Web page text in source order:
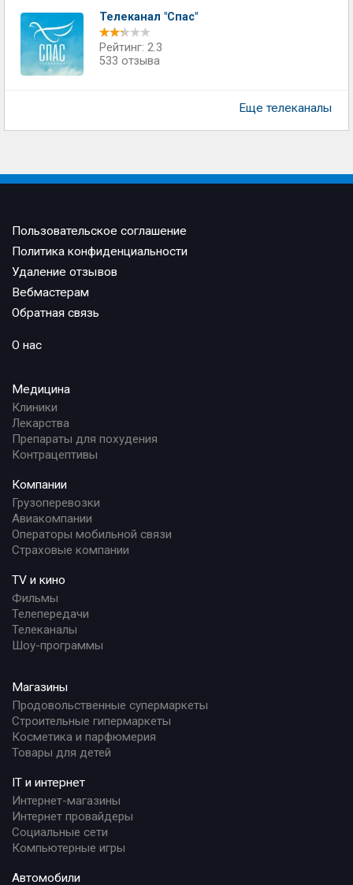
Телеканал "Спас"
Рейтинг: 2.3
533 отзыва
Еще телеканалы
Пользовательское соглашение
Политика конфиденциальности
Удаление отзывов
Вебмастерам
Обратная связь
О нас
Медицина
Клиники
Лекарства
Препараты для похудения
Контрацептивы
Компании
Грузоперевозки
Авиакомпании
Операторы мобильной связи
Страховые компании
TV и кино
Фильмы
Телепередачи
Телеканалы
Шоу-программы
Магазины
Продовольственные супермаркеты
Строительные гипермаркеты
Косметика и парфюмерия
Товары для детей
IT и интернет
Интернет-магазины
Интернет провайдеры
Социальные сети
Компьютерные игры
Автомобили